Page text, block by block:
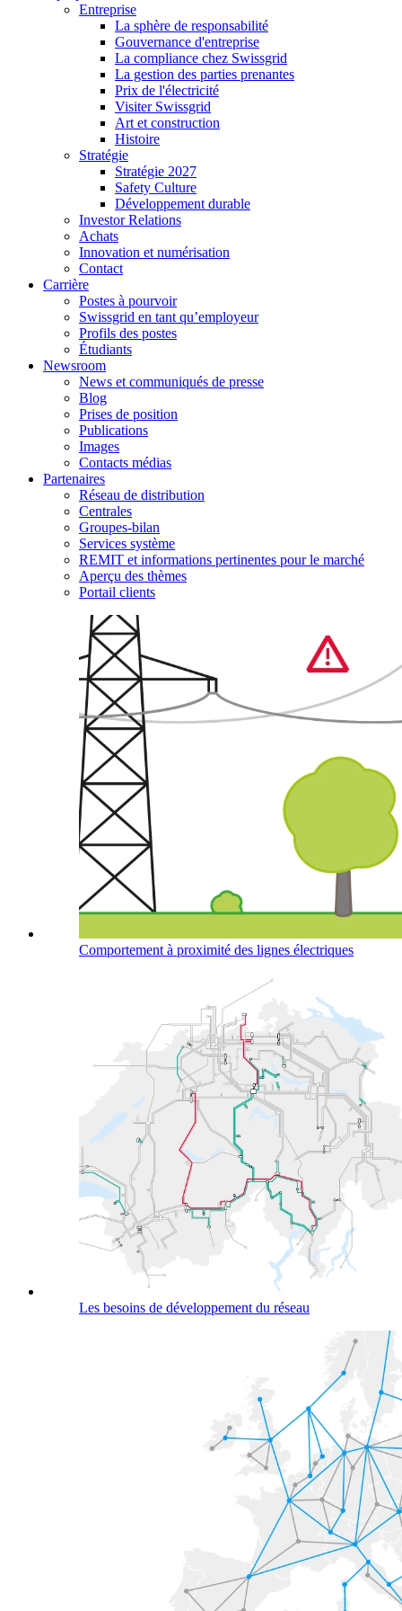
Entreprise
La sphère de responsabilité
Gouvernance d'entreprise
La compliance chez Swissgrid
La gestion des parties prenantes
Prix de l'électricité
Visiter Swissgrid
Art et construction
Histoire
Stratégie
Stratégie 2027
Safety Culture
Développement durable
Investor Relations
Achats
Innovation et numérisation
Contact
Carrière
Postes à pourvoir
Swissgrid en tant qu’employeur
Profils des postes
Étudiants
Newsroom
News et communiqués de presse
Blog
Prises de position
Publications
Images
Contacts médias
Partenaires
Réseau de distribution
Centrales
Groupes-bilan
Services système
REMIT et informations pertinentes pour le marché
Aperçu des thèmes
Portail clients
Comportement à proximité des lignes électriques
Les besoins de développement du réseau